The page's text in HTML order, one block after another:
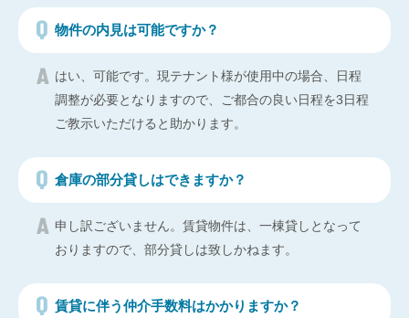
物件の内見は可能ですか？
はい、可能です。現テナント様が使用中の場合、日程
調整が必要となりますので、ご都合の良い日程を3日程
ご教示いただけると助かります。
倉庫の部分貸しはできますか？
申し訳ございません。賃貸物件は、一棟貸しとなって
おりますので、部分貸しは致しかねます。
賃貸に伴う仲介手数料はかかりますか？